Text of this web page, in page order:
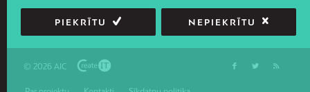
© 2026 AIC
PIEKRĪTU NEPIEKRĪTU